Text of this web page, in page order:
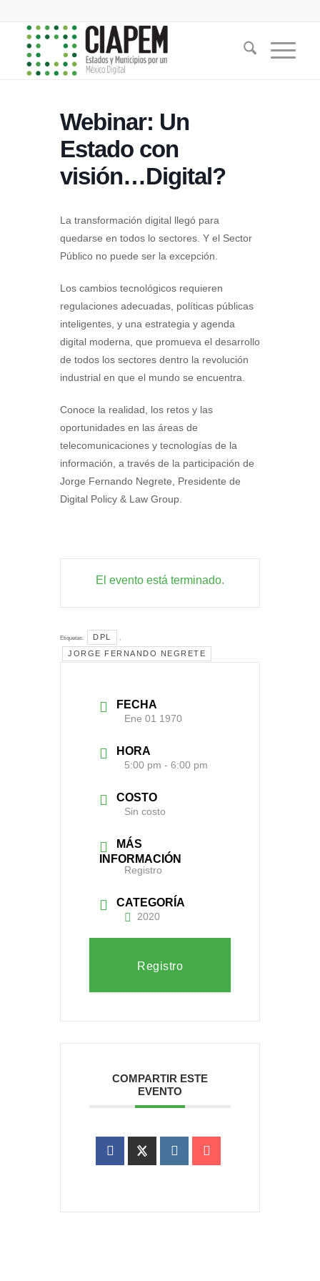
Webinar: Un
Estado con
visión…Digital?
La transformación digital llegó para
quedarse en todos lo sectores. Y el Sector
Público no puede ser la excepción.
Los cambios tecnológicos requieren
regulaciones adecuadas, políticas públicas
inteligentes, y una estrategia y agenda
digital moderna, que promueva el desarrollo
de todos los sectores dentro la revolución
industrial en que el mundo se encuentra.
Conoce la realidad, los retos y las
oportunidades en las áreas de
telecomunicaciones y tecnologías de la
información, a través de la participación de
Jorge Fernando Negrete, Presidente de
Digital Policy & Law Group.
El evento está terminado.
Etiquetas: DPL ,
JORGE FERNANDO NEGRETE
FECHA
Ene 01 1970
HORA
5:00 pm - 6:00 pm
COSTO
Sin costo
MÁS
INFORMACIÓN
Registro
CATEGORÍA
2020
Registro
COMPARTIR ESTE
EVENTO